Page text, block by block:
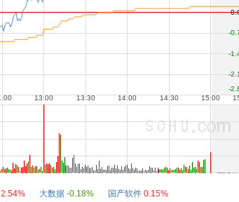
2.54% 大数据 -0.18% 国产软件 0.15%